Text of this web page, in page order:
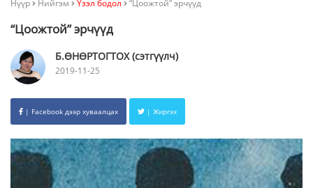
Нүүр Нийгэм Үзэл бодол “Цоожтой” эрчүүд
“Цоожтой” эрчүүд
Б.ӨНӨРТОГТОХ (сэтгүүлч)
2019-11-25
| Facebook дээр хуваалцах | Жиргэх